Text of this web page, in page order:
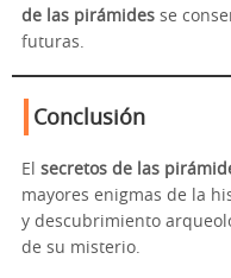
de las pirámides se
futuras.
Conclusión
El secretos de las
mayores enigmas de la
y descubrimiento
de su misterio.